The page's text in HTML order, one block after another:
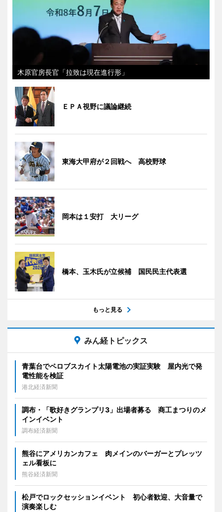
木原官房長官「拉致は現在進行形」
ＥＰＡ視野に議論継続
東海大甲府が２回戦へ 高校野球
岡本は１安打 大リーグ
橋本、玉木氏が立候補 国民民主代表選
もっと見る
みん経トピックス
青葉台でペロブスカイト太陽電池の実証実験 屋内光で発
電性能を検証
港北経済新聞
調布・「歌好きグランプリ3」出場者募る 商工まつりのメ
インイベント
調布経済新聞
熊谷にアメリカンカフェ 肉メインのバーガーとプレッツ
ェル看板に
熊谷経済新聞
松戸でロックセッションイベント 初心者歓迎、大音量で
演奏楽しむ